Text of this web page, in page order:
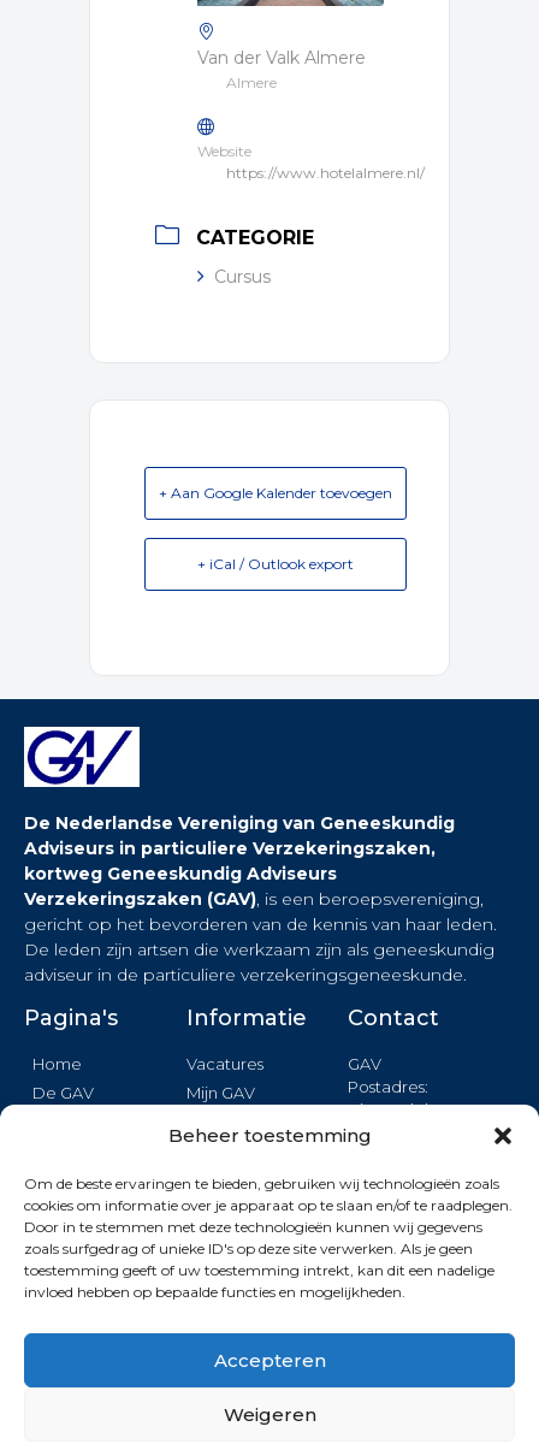
Beheer toestemming
Om de beste ervaringen te bieden, gebruiken wij technologieën zoals
cookies om informatie over je apparaat op te slaan en/of te raadplegen.
Door in te stemmen met deze technologieën kunnen wij gegevens
zoals surfgedrag of unieke ID's op deze site verwerken. Als je geen
toestemming geeft of uw toestemming intrekt, kan dit een nadelige
invloed hebben op bepaalde functies en mogelijkheden.
Accepteren
Weigeren
Van der Valk Almere
Almere
Website
https://www.hotelalmere.nl/
CATEGORIE
Cursus
+ Aan Google Kalender toevoegen
+ iCal / Outlook export
De Nederlandse Vereniging van Geneeskundig
Adviseurs in particuliere Verzekeringszaken,
kortweg Geneeskundig Adviseurs
Verzekeringszaken (GAV), is een beroepsvereniging,
gericht op het bevorderen van de kennis van haar leden.
De leden zijn artsen die werkzaam zijn als geneeskundig
adviseur in de particuliere verzekeringsgeneeskunde.
Pagina's
Home
De GAV
Opleiding
Kwaliteit
Wetenshap
Informatie
Vacatures
Mijn GAV
Contact
GAV
Postadres:
Binnendelta 13c
1261 TA BLARICUM
Formulier
KVK: 40409907